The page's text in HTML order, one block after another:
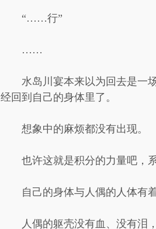
“……行”
……
水岛川宴本来以为回去是一
经回到自己的身体里了。
想象中的麻烦都没有出现。
也许这就是积分的力量吧，
自己的身体与人偶的人体有
人偶的躯壳没有血、没有泪